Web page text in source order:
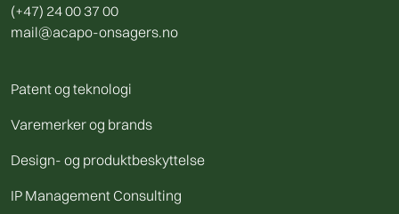
(+47) 24 00 37 00
mail@acapo-onsagers.no
Patent og teknologi
Varemerker og brands
Design- og produktbeskyttelse
IP Management Consulting